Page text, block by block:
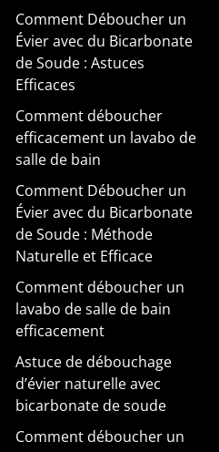
Comment Déboucher un
Évier avec du Bicarbonate
de Soude : Astuces
Efficaces
Comment déboucher
efficacement un lavabo de
salle de bain
Comment Déboucher un
Évier avec du Bicarbonate
de Soude : Méthode
Naturelle et Efficace
Comment déboucher un
lavabo de salle de bain
efficacement
Astuce de débouchage
d’évier naturelle avec
bicarbonate de soude
Comment déboucher un